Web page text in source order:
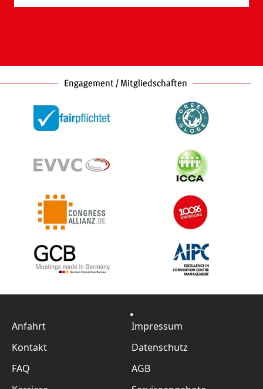
Engagement / Mitgliedschaften
Anfahrt
Kontakt
FAQ
Impressum
Datenschutz
AGB